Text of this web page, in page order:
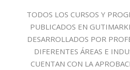
TODOS LOS CURSOS Y
PUBLICADOS EN
DESARROLLADOS POR
DIFERENTES ÁREAS E
CUENTAN CON LA